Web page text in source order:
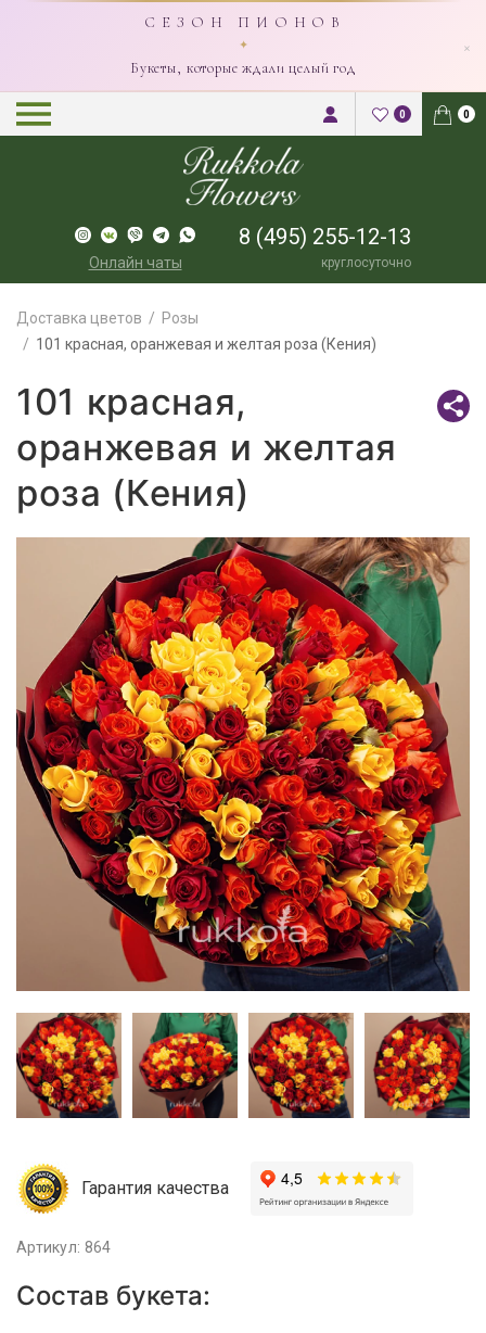
С Е З О Н П И О Н О В
✦
Букеты, которые ждали целый год
×
0 0
Онлайн чаты
8 (495) 255-12-13
круглосуточно
Доставка цветов
Розы
101 красная, оранжевая и желтая роза (Кения)
101 красная,
оранжевая и желтая
роза (Кения)
Гарантия качества
Артикул: 864
Состав букета: